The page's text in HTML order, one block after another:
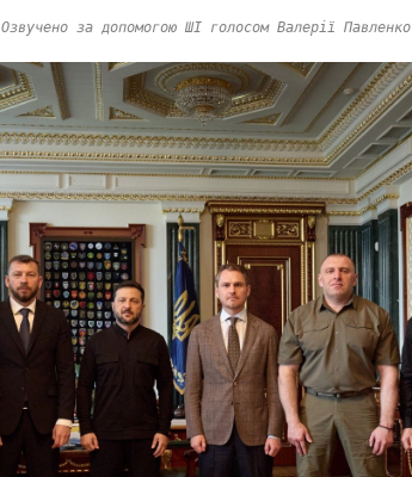
Озвучено за допомогою ШІ голосом Валерії Павленко